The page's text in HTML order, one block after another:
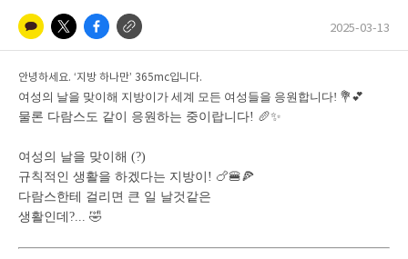
2025-03-13
안녕하세요. ‘지방 하나만’ 365mc입니다.
여성의 날을 맞이해 지방이가 세계 모든 여성들을 응원합니다! 💐💕
물론 다람스도 같이 응원하는 중이랍니다! 🥖✨
여성의 날을 맞이해 (?)
규칙적인 생활을 하겠다는 지방이! 🍗🍔🍕
다람스한테 걸리면 큰 일 날것같은
생활인데?... 🤣